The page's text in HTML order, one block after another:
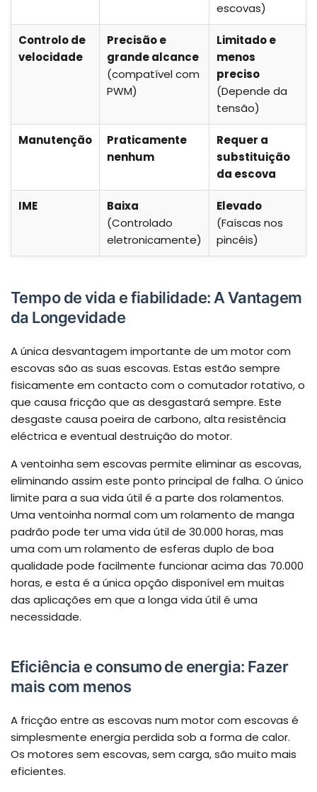
escovas)
Controlo de
velocidade
Precisão e
grande alcance
(compatível com
PWM)
Limitado e
menos
preciso
(Depende da
tensão)
Manutenção
Praticamente
nenhum
Requer a
substituição
da escova
IME
Baixa
(Controlado
eletronicamente)
Elevado
(Faíscas nos
pincéis)
Tempo de vida e fiabilidade: A Vantagem
da Longevidade
A única desvantagem importante de um motor com
escovas são as suas escovas. Estas estão sempre
fisicamente em contacto com o comutador rotativo, o
que causa fricção que as desgastará sempre. Este
desgaste causa poeira de carbono, alta resistência
eléctrica e eventual destruição do motor.
A ventoinha sem escovas permite eliminar as escovas,
eliminando assim este ponto principal de falha. O único
limite para a sua vida útil é a parte dos rolamentos.
Uma ventoinha normal com um rolamento de manga
padrão pode ter uma vida útil de 30.000 horas, mas
uma com um rolamento de esferas duplo de boa
qualidade pode facilmente funcionar acima das 70.000
horas, e esta é a única opção disponível em muitas
das aplicações em que a longa vida útil é uma
necessidade.
Eficiência e consumo de energia: Fazer
mais com menos
A fricção entre as escovas num motor com escovas é
simplesmente energia perdida sob a forma de calor.
Os motores sem escovas, sem carga, são muito mais
eficientes.